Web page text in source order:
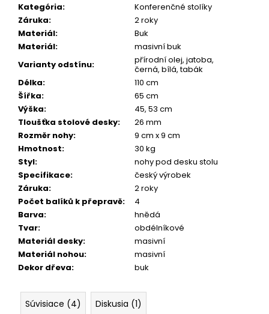
Kategória:
Konferenčné stolíky
Záruka:
2 roky
Materiál:
Buk
Materiál:
masivní buk
Varianty odstínu:
přírodní olej, jatoba,
černá, bílá, tabák
Délka:
110 cm
Šířka:
65 cm
Výška:
45, 53 cm
Tloušťka stolové desky:
26 mm
Rozměr nohy:
9 cm x 9 cm
Hmotnost:
30 kg
Styl:
nohy pod desku stolu
Specifikace:
český výrobek
Záruka:
2 roky
Počet balíků k přepravě:
4
Barva:
hnědá
Tvar:
obdélníkové
Materiál desky:
masivní
Materiál nohou:
masivní
Dekor dřeva: buk
Súvisiace (4) Diskusia (1)